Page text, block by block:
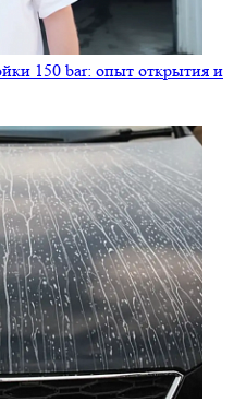
150 bar: опыт открытия и